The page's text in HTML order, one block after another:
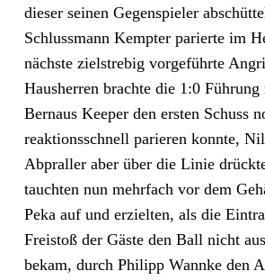
dieser seinen Gegenspieler
Schlussmann Kempter parierte im
nächste zielstrebig vorgeführte
Hausherren brachte die 1:0 Führung
Bernaus Keeper den ersten Schuss
reaktionsschnell parieren konnte,
Abpraller aber über die Linie
tauchten nun mehrfach vor dem
Peka auf und erzielten, als die
Freistoß der Gäste den Ball nicht
bekam, durch Philipp Wannke den